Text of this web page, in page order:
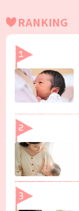
RANKING